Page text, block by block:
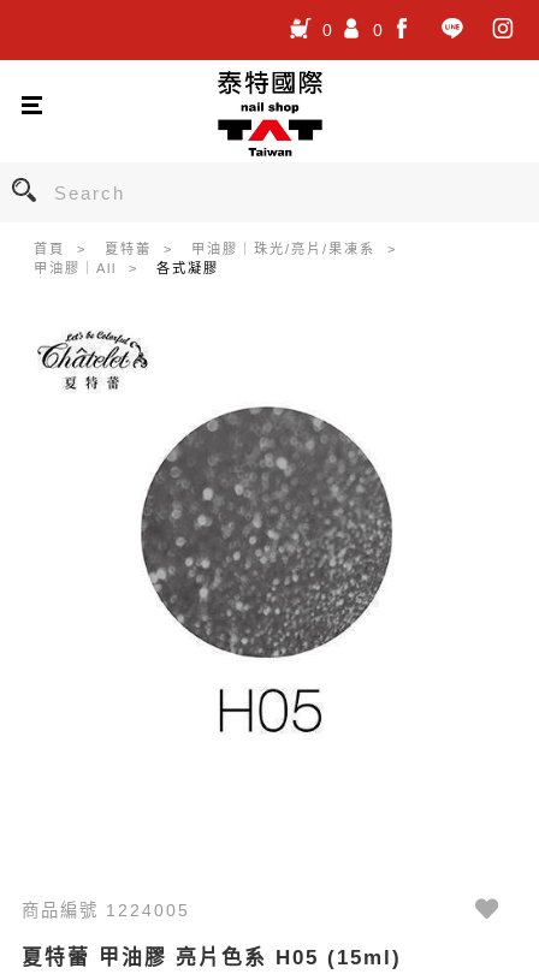
0
0
首頁 夏特蕾
甲油膠｜珠光/亮片/果凍系
甲油膠｜All
各式凝膠
商品編號 1224005
夏特蕾 甲油膠 亮片色系 H05 (15ml)